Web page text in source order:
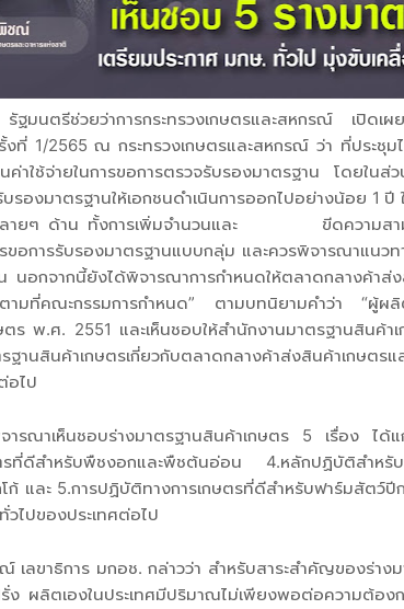
นตรีช่วยว่าการกระทรวงเกษตรและสหกรณ์ เปิดเผย
ที่ 1/2565 ณ กระทรวงเกษตรและสหกรณ์ ว่า ที่ประชุม
ค่าใช้จ่ายในการขอการตรวจรับรองมาตรฐาน โดยในส่
รองมาตรฐานให้เอกชนดำเนินการออกไปอย่างน้อย 1 ปี
หลายๆ ด้าน ทั้งการเพิ่มจำนวนและ ขีดความสาม
ขอการรับรองมาตรฐานแบบกลุ่ม และควรพิจารณาแน
นอกจากนี้ยังได้พิจารณาการกำหนดให้ตลาดกลางค้าส่
รตามที่คณะกรรมการกำหนด” ตามบทนิยามคำว่า
ร พ.ศ. 2551 และเห็นชอบให้สำนักงานมาตรฐานสินค้า
รฐานสินค้าเกษตรเกี่ยวกับตลาดกลางค้าส่งสินค้าเกษตร
อไป
จารณาเห็นชอบร่างมาตรฐานสินค้าเกษตร 5 เรื่อง ไ
รที่ดีสำหรับพืชงอกและพืชต้นอ่อน 4.หลักปฏิบัติสำหรับ
โก้ และ 5.การปฏิบัติทางการเกษตรที่ดีสำหรับฟาร์มสัตว์
วไปของประเทศต่อไป
ลขาธิการ มกอช. กล่าวว่า สำหรับสาระสำคัญของร่าง
ผลิตเองในประเทศมีปริมาณไม่เพียงพอต่อความต้อ